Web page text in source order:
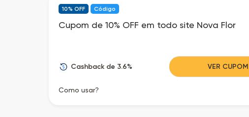
10% OFF Código
Cupom de 10% OFF em todo site Nova Flor
Cashback de 3.6% VER CUPOM
Como usar?